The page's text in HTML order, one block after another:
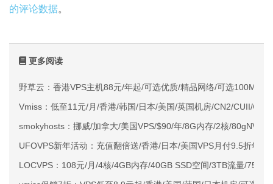
的评论数据。
更多阅读
野草云：香港VPS主机88元/年起/可选优质/精品网络/可选100M不
Vmiss：低至11元/月/香港/韩国/日本/美国/英国机房/CN2/CUII/
smokyhosts：挪威/加拿大/美国VPS/$90/年/8G内存/2核/
UFOVPS新年活动：充值翻倍送/香港/日本/美国VPS月付9.5折年
LOCVPS：108元/月/4核/4GB内存/40GB SSD空间/3TB流量/